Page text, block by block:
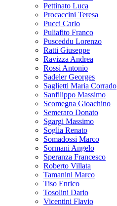
Pettinato Luca
Procaccini Teresa
Pucci Carlo
Puliafito Franco
Pusceddu Lorenzo
Ratti Giuseppe
Ravizza Andrea
Rossi Antonio
Sadeler Georges
Saglietti Maria Corrado
Sanfilippo Massimo
Scomegna Gioachino
Semeraro Donato
Sgargi Massimo
Soglia Renato
Somadossi Marco
Sormani Angelo
Speranza Francesco
Roberto Villata
Tamanini Marco
Tiso Enrico
Tosolini Dario
Vicentini Flavio